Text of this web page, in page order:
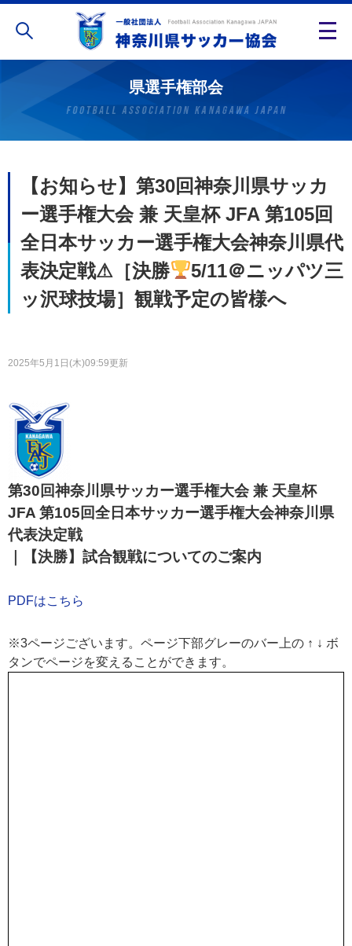
県選手権部会
【お知らせ】第30回神奈川県サッカ
ー選手権大会 兼 天皇杯 JFA 第105回
全日本サッカー選手権大会神奈川県代
表決定戦⚠［決勝
5/11＠ニッパツ三
ッ沢球技場］観戦予定の皆様へ
2025年5月1日(木)09:59更新
第30回神奈川県サッカー選手権大会 兼 天皇杯
JFA 第105回全日本サッカー選手権大会神奈川県
代表決定戦
｜【決勝】試合観戦についてのご案内
PDFはこちら
※3ページございます。ページ下部グレーのバー上の ↑ ↓ ボ
タンでページを変えることができます。